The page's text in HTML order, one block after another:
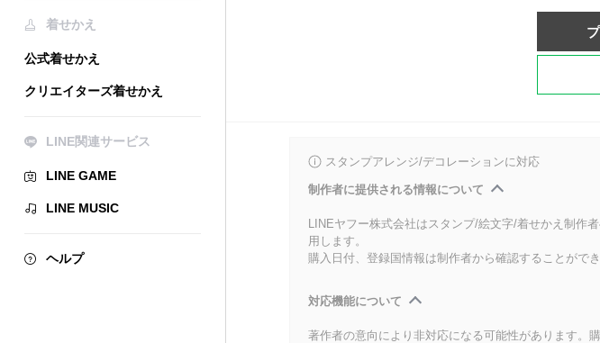
着せかえ
公式着せかえ
クリエイターズ着せかえ
LINE関連サービス
LINE GAME
LINE MUSIC
ヘルプ
スタンプアレンジ/デコレーションに対応
制作者に提供される情報について
LINEヤフー株式会社はスタンプ/絵文字/着せかえ制作
用します。
購入日付、登録国情報は制作者から確認することがで
対応機能について
著作者の意向により非対応になる可能性があります。